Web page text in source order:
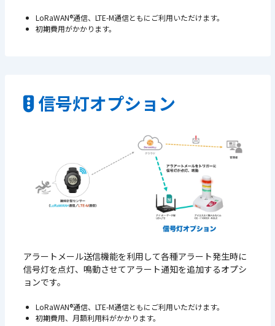
LoRaWAN®通信、LTE-M通信ともにご利用いただけます。
初期費用がかかります。
信号灯オプション
アラートメール送信機能を利用して各種アラート発⽣時に
信号灯を点灯、鳴動させてアラート通知を追加するオプシ
ョンです。
LoRaWAN®通信、LTE-M通信ともにご利用いただけます。
初期費用、月額利用料がかかります。